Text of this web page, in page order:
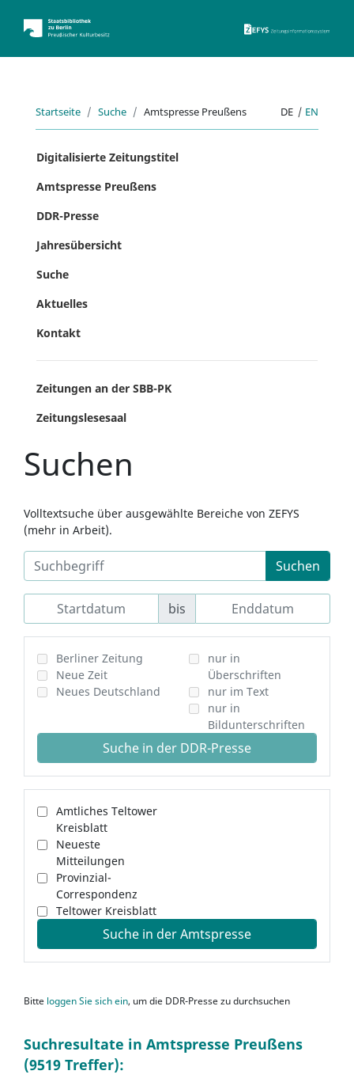
Startseite Suche Amtspresse Preußens DE | EN
Digitalisierte Zeitungstitel
Amtspresse Preußens
DDR-Presse
Jahresübersicht
Suche
Aktuelles
Kontakt
Zeitungen an der SBB-PK
Zeitungslesesaal
Suchen
Volltextsuche über ausgewählte Bereiche von ZEFYS
(mehr in Arbeit).
Suchen
bis
Berliner Zeitung
Neue Zeit
Neues Deutschland
nur in
Überschriften
nur im Text
nur in
Bildunterschriften
Suche in der DDR-Presse
Amtliches Teltower
Kreisblatt
Neueste
Mitteilungen
Provinzial-
Correspondenz
Teltower Kreisblatt
Suche in der Amtspresse
Bitte loggen Sie sich ein, um die DDR-Presse zu durchsuchen
Suchresultate in Amtspresse Preußens
(9519 Treffer):